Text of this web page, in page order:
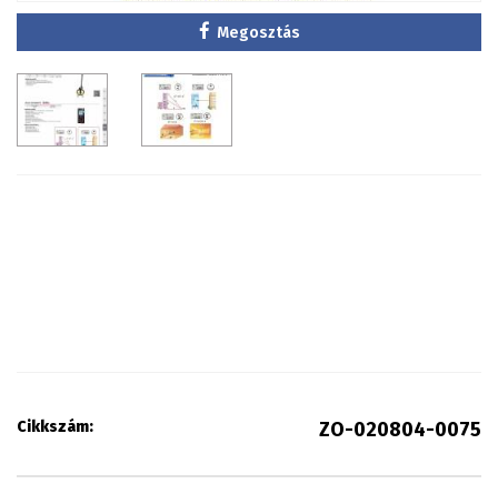
Megosztás
Cikkszám: ZO-020804-0075